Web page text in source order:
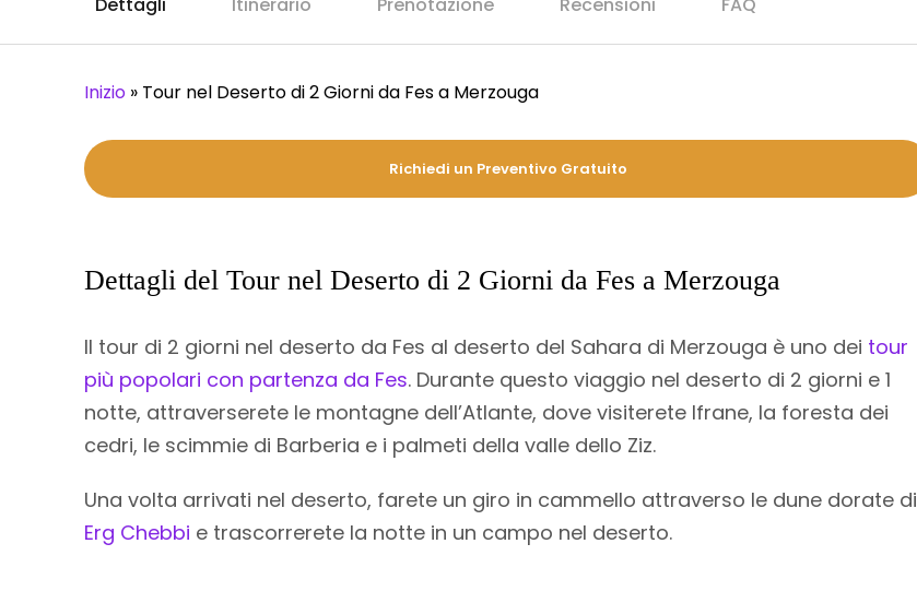
Dettagli Itinerario Prenotazione Recensioni FAQ
Inizio » Tour nel Deserto di 2 Giorni da Fes a Merzouga
Richiedi un Preventivo Gratuito
Dettagli del Tour nel Deserto di 2 Giorni da Fes a Merzouga
Il tour di 2 giorni nel deserto da Fes al deserto del Sahara di Merzouga è uno dei tour
più popolari con partenza da Fes. Durante questo viaggio nel deserto di 2 giorni e 1
notte, attraverserete le montagne dell’Atlante, dove visiterete Ifrane, la foresta dei
cedri, le scimmie di Barberia e i palmeti della valle dello Ziz.
Una volta arrivati nel deserto, farete un giro in cammello attraverso le dune dorate di
Erg Chebbi e trascorrerete la notte in un campo nel deserto.